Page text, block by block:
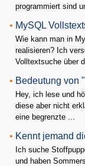
programmiert sind
• MySQL
Wie kann man in
realisieren? Ich
Volltextsuche über
• Bedeutung von
Hey, ich lese und
diese aber nicht
eine begrenzte ...
• Kennt jemand
Ich suche
und haben